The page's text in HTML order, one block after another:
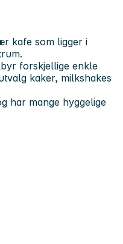
kafe som ligger i
forskjellige enkle
kaker, milkshakes
har mange hyggelige